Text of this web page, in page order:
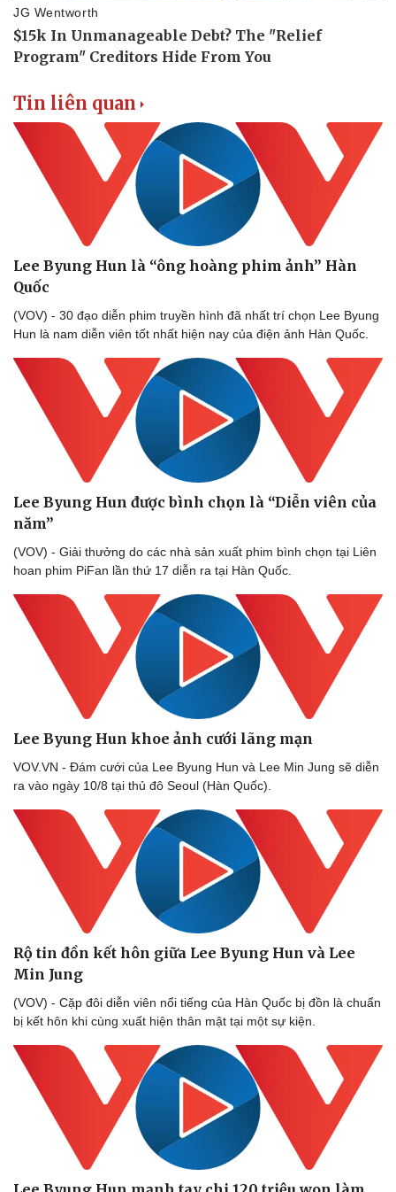
Doanh nghiệp 24h
Doanh nhân
Trải nghiệm
Dinh dưỡng - món ngon
Cây thuốc
Sản phụ khoa
Nhi khoa
Nam khoa
Làm đẹp - giảm cân
Phòng mạch online
Ăn sạch sống khỏe
Đời sống
Nhà đẹp
Tình yêu - Gia đình
Tin liên quan
Lee Byung Hun là “ông hoàng phim ảnh” Hàn
Quốc
(VOV) - 30 đạo diễn phim truyền hình đã nhất trí chọn Lee Byung
Hun là nam diễn viên tốt nhất hiện nay của điện ảnh Hàn Quốc.
Lee Byung Hun được bình chọn là “Diễn viên của
năm”
(VOV) - Giải thưởng do các nhà sản xuất phim bình chọn tại Liên
hoan phim PiFan lần thứ 17 diễn ra tại Hàn Quốc.
Lee Byung Hun khoe ảnh cưới lãng mạn
VOV.VN - Đám cưới của Lee Byung Hun và Lee Min Jung sẽ diễn
ra vào ngày 10/8 tại thủ đô Seoul (Hàn Quốc).
Rộ tin đồn kết hôn giữa Lee Byung Hun và Lee
Min Jung
(VOV) - Cặp đôi diễn viên nổi tiếng của Hàn Quốc bị đồn là chuẩn
bị kết hôn khi cùng xuất hiện thân mật tại một sự kiện.